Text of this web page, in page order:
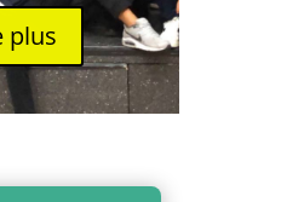
plus